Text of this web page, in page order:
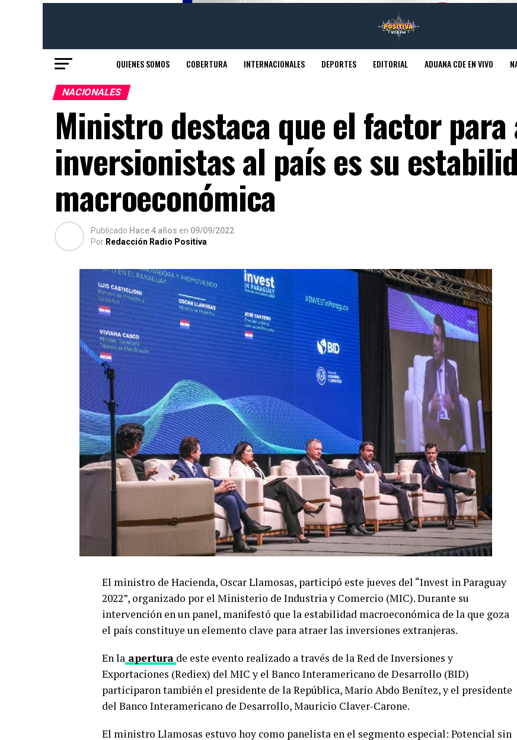
QUIENES SOMOS COBERTURA INTERNACIONALES DEPORTES EDITORIAL ADUANA CDE EN VIVO
NACIONALES
Ministro destaca que el factor
inversionistas al país es su
macroeconómica
Publicado Hace 4 años en 09/09/2022
Por Redacción Radio Positiva
El ministro de Hacienda, Oscar Llamosas, participó este jueves del “Invest in Paraguay
2022”, organizado por el Ministerio de Industria y Comercio (MIC). Durante su
intervención en un panel, manifestó que la estabilidad macroeconómica de la que goza
el país constituye un elemento clave para atraer las inversiones extranjeras.
En la apertura de este evento realizado a través de la Red de Inversiones y
Exportaciones (Rediex) del MIC y el Banco Interamericano de Desarrollo (BID)
participaron también el presidente de la República, Mario Abdo Benítez, y el presidente
del Banco Interamericano de Desarrollo, Mauricio Claver-Carone.
El ministro Llamosas estuvo hoy como panelista en el segmento especial: Potencial sin